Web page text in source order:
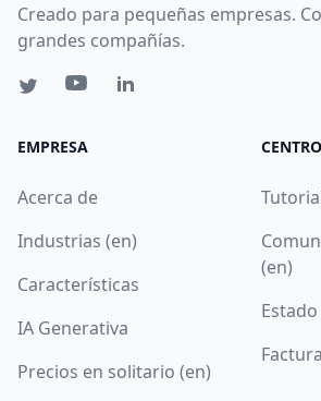
Creado para pequeñas empresas.
grandes compañías.
EMPRESA
Acerca de
Industrias (en)
Características
IA Generativa
Precios en solitario (en)
(en)